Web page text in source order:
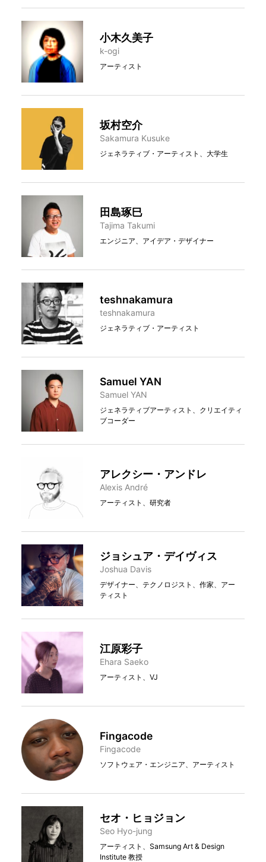
小木久美子
k-ogi
アーティスト
坂村空介
Sakamura Kusuke
ジェネラティブ・アーティスト、大学生
田島琢巳
Tajima Takumi
エンジニア、アイデア・デザイナー
teshnakamura
teshnakamura
ジェネラティブ・アーティスト
Samuel YAN
Samuel YAN
ジェネラティブアーティスト、クリエイティ
ブコーダー
アレクシー・アンドレ
Alexis André
アーティスト、研究者
ジョシュア・デイヴィス
Joshua Davis
デザイナー、テクノロジスト、作家、アー
ティスト
江原彩子
Ehara Saeko
アーティスト、VJ
Fingacode
Fingacode
ソフトウェア・エンジニア、アーティスト
セオ・ヒョジョン
Seo Hyo-jung
アーティスト、Samsung Art & Design
Institute 教授